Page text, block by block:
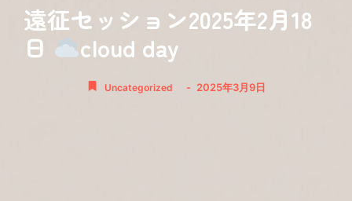
遠征セッション2025年2月18
日
cloud day
Uncategorized - 2025年3月9日